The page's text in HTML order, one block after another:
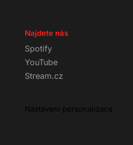
Najdete nás
Spotify
YouTube
Stream.cz
Nastavení personalizace